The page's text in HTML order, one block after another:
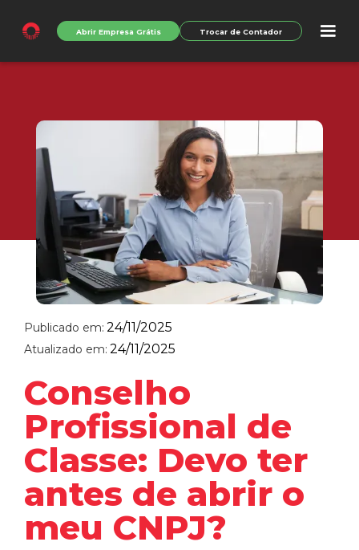
Abrir Empresa Grátis Trocar de Contador
Publicado em: 24/11/2025
Atualizado em: 24/11/2025
Conselho
Profissional de
Classe: Devo ter
antes de abrir o
meu CNPJ?